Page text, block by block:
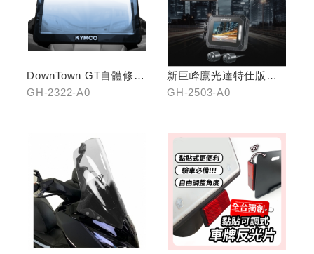
DownTown GT自體修復
儀表犀牛皮
GH-2322-A0
新巨峰鷹光達特仕版行
車紀錄器
GH-2503-A0